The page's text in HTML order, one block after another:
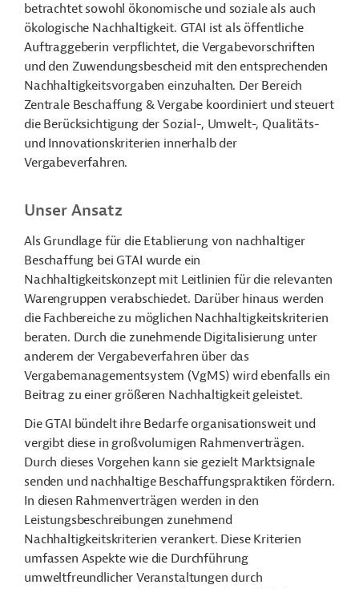
betrachtet sowohl ökonomische und soziale als auch
ökologische Nachhaltigkeit. GTAI ist als öffentliche
Auftraggeberin verpflichtet, die Vergabevorschriften
und den Zuwendungsbescheid mit den entsprechenden
Nachhaltigkeitsvorgaben einzuhalten. Der Bereich
Zentrale Beschaffung & Vergabe koordiniert und steuert
die Berücksichtigung der Sozial-, Umwelt-, Qualitäts-
und Innovationskriterien innerhalb der
Vergabeverfahren.
Unser Ansatz
Als Grundlage für die Etablierung von nachhaltiger
Beschaffung bei GTAI wurde ein
Nachhaltigkeitskonzept mit Leitlinien für die relevanten
Warengruppen verabschiedet. Darüber hinaus werden
die Fachbereiche zu möglichen Nachhaltigkeitskriterien
beraten. Durch die zunehmende Digitalisierung unter
anderem der Vergabeverfahren über das
Vergabemanagementsystem (VgMS) wird ebenfalls ein
Beitrag zu einer größeren Nachhaltigkeit geleistet.
Die GTAI bündelt ihre Bedarfe organisationsweit und
vergibt diese in großvolumigen Rahmenverträgen.
Durch dieses Vorgehen kann sie gezielt Marktsignale
senden und nachhaltige Beschaffungspraktiken fördern.
In diesen Rahmenverträgen werden in den
Leistungsbeschreibungen zunehmend
Nachhaltigkeitskriterien verankert. Diese Kriterien
umfassen Aspekte wie die Durchführung
umweltfreundlicher Veranstaltungen durch